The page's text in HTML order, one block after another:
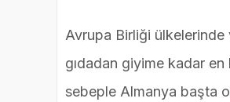
Avrupa Birliği ülkelerinde
gıdadan giyime kadar
sebeple Almanya başta